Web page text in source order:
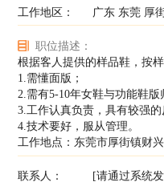
工作地区：
广东 东莞 厚
职位描述：
根据客人提供的样品鞋，按样
1.需懂面版；
2.需有5-10年女鞋与功能鞋版
3.工作认真负责，具有较强的
4.技术要好，服从管理。
工作地点：东莞市厚街镇财
联系人：
[请通过系统